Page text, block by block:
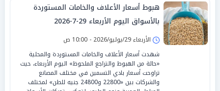
هبوط أسعار الأعلاف والخامات المستوردة
بالأسواق اليوم الأربعاء 29-7-2026
الأربعاء 29/يوليو/2026 - 10:00 ص
شهدت أسعار الأعلاف والخامات المستوردة والمحلية
«حالة من الهبوط والتراجع الملحوظ» اليوم الأربعاء، حيث
تراوحت أسعار بادي التسمين في مختلف المصانع
والشركات بين «22800 و24800 جنيه للطن» لمختلف